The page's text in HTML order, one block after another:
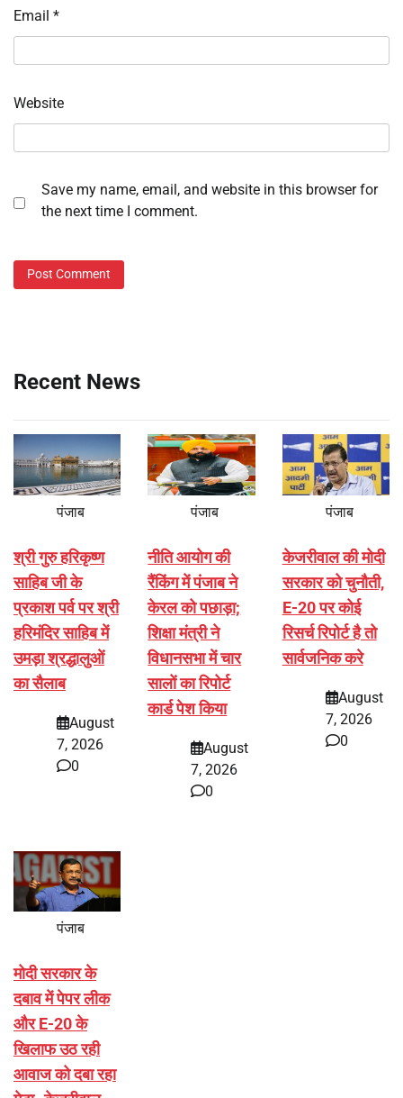
Email *
Website
Save my name, email, and website in this browser for
the next time I comment.
Recent News
पंजाब
श्री गुरु हरिकृष्ण
साहिब जी के
प्रकाश पर्व पर श्री
हरिमंदिर साहिब में
उमड़ा श्रद्धालुओं
का सैलाब
August
7, 2026
0
पंजाब
नीति आयोग की
रैंकिंग में पंजाब ने
केरल को पछाड़ा;
शिक्षा मंत्री ने
विधानसभा में चार
सालों का रिपोर्ट
कार्ड पेश किया
August
7, 2026
0
पंजाब
केजरीवाल की मोदी
सरकार को चुनौती,
E-20 पर कोई
रिसर्च रिपोर्ट है तो
सार्वजनिक करे
August
7, 2026
0
पंजाब
मोदी सरकार के
दबाव में पेपर लीक
और E-20 के
खिलाफ उठ रही
आवाज को दबा रहा